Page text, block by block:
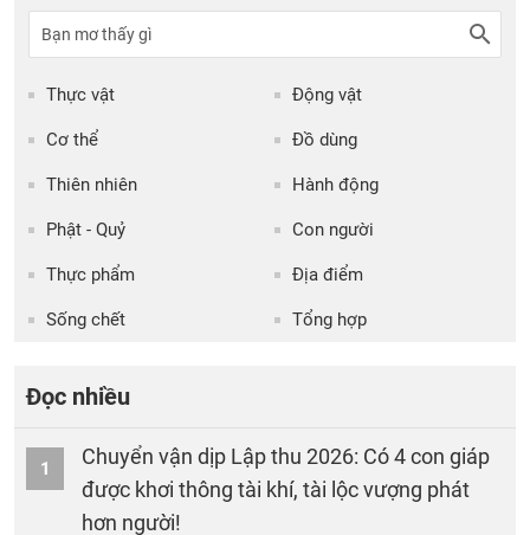
Thực vật Động vật
Cơ thể Đồ dùng
Thiên nhiên Hành động
Phật - Quỷ Con người
Thực phẩm Địa điểm
Sống chết Tổng hợp
Đọc nhiều
1
Chuyển vận dịp Lập thu 2026: Có 4 con giáp
được khơi thông tài khí, tài lộc vượng phát
hơn người!